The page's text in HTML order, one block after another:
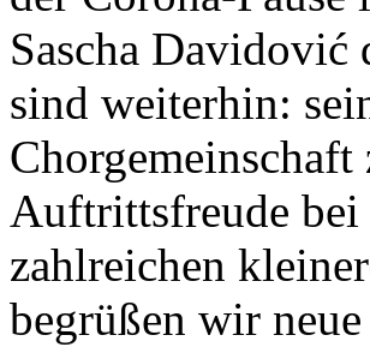
Sascha
sind weiterhin:
Auftrittsfreude
zahlreichen
begrüßen wir